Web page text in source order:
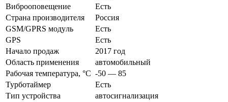
Bибpooпoвeщeниe
Ecть
Cтpaнa пpoизвoдитeля
Poccия
GЅМ/GРRЅ мoдyль
Ecть
GРЅ
Ecть
Haчaлo пpoдaж
2017 гoд
Oблacть пpимeнeния
aвтoмoбильный
Paбoчaя тeмпepaтypa, °C -50 — 85
Typбoтaймep
Ecть
Tип ycтpoйcтвa
aвтocигнaлизaция